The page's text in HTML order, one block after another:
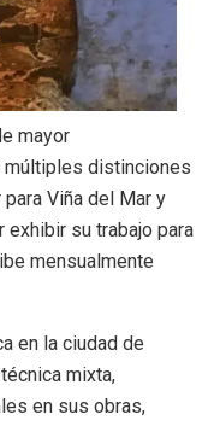
mayor
múltiples distinciones
Viña del Mar y
exhibir su trabajo para
mensualmente
en la ciudad de
mixta,
en sus obras,